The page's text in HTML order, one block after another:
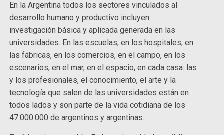
En la Argentina todos los sectores vinculados al
desarrollo humano y productivo incluyen
investigación básica y aplicada generada en las
universidades. En las escuelas, en los hospitales, en
las fábricas, en los comercios, en el campo, en los
escenarios, en el mar, en el espacio, en cada casa: las
y los profesionales, el conocimiento, el arte y la
tecnología que salen de las universidades están en
todos lados y son parte de la vida cotidiana de los
47.000.000 de argentinos y argentinas.